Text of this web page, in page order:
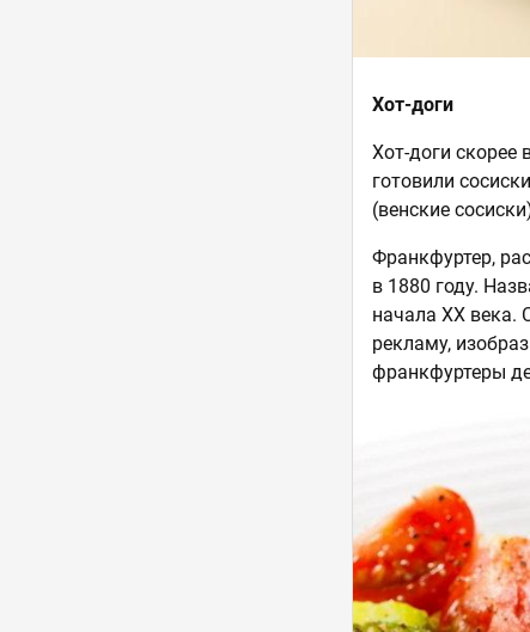
Хот-доги
Хот-доги скорее
готовили
(венские
Франкфуртер,
в 1880 году.
начала XX века.
рекламу,
франкфуртеры